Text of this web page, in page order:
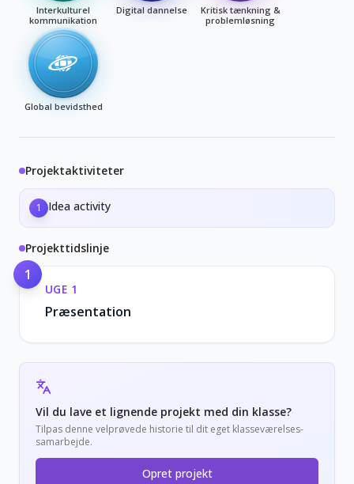
Interkulturel
kommunikation
Digital dannelse
Kritisk tænkning &
problemløsning
Global bevidsthed
Projektaktiviteter
1 Idea activity
Projekttidslinje
1
UGE 1
Præsentation
Vil du lave et lignende projekt med din klasse?
Tilpas denne velprøvede historie til dit eget klasseværelses-
samarbejde.
Opret projekt